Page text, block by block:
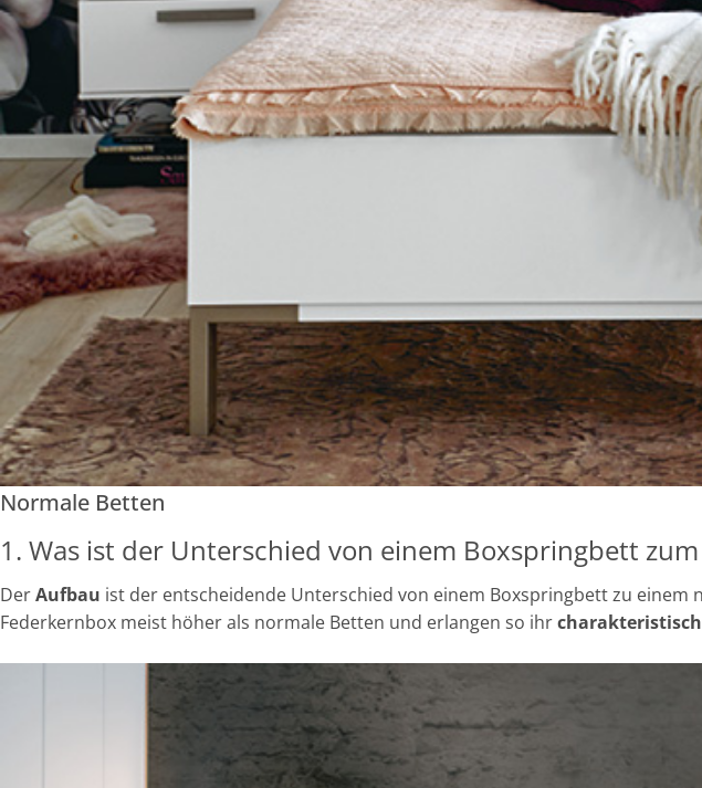
Normale Betten
1. Was ist der Unterschied von einem Boxspringbett
DerAufbau ist der entscheidende Unterschied von einem Boxspringbett zu einem
Federkernbox meist höher als normale Betten und erlangen so ihr